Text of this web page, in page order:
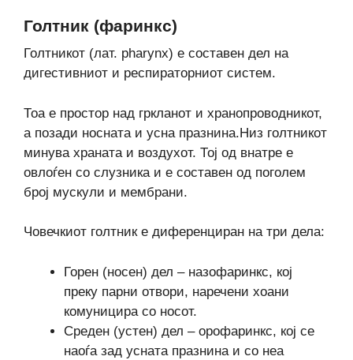
Голтник (фаринкс)
Голтникот (лат. pharynx) е составен дел на
дигестивниот и респираторниот систем.
Тоа е простор над гркланот и хранопроводникот,
а позади носната и усна празнина.Низ голтникот
минува храната и воздухот. Тој од внатре е
овлоѓен со слузника и е составен од поголем
број мускули и мембрани.
Човечкиот голтник е диференциран на три дела:
Горен (носен) дел – назофаринкс, кој
преку парни отвори, наречени хоани
комуницира со носот.
Среден (устен) дел – орофаринкс, кој се
наоѓа зад усната празнина и со неа